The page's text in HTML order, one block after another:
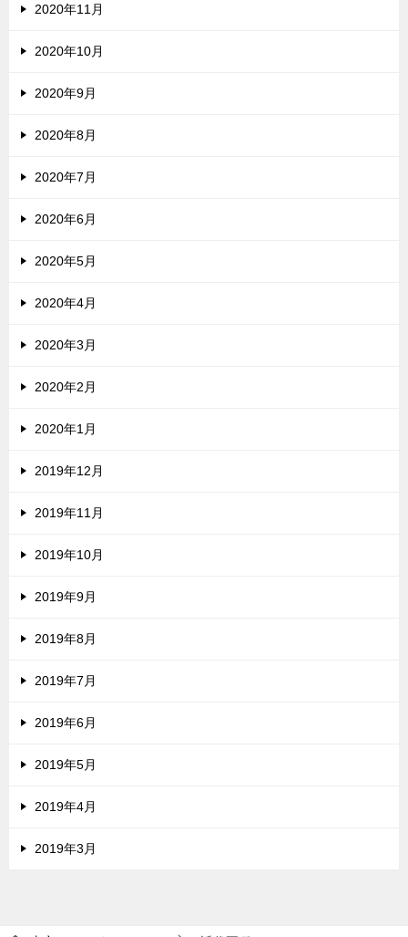
2020年11月
2020年10月
2020年9月
2020年8月
2020年7月
2020年6月
2020年5月
2020年4月
2020年3月
2020年2月
2020年1月
2019年12月
2019年11月
2019年10月
2019年9月
2019年8月
2019年7月
2019年6月
2019年5月
2019年4月
2019年3月